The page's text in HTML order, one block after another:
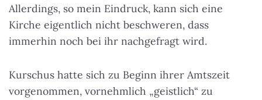
Allerdings, so mein Eindruck, kann sich eine
Kirche eigentlich nicht beschweren, dass
immerhin noch bei ihr nachgefragt wird.
Kurschus hatte sich zu Beginn ihrer Amtszeit
vorgenommen, vornehmlich „geistlich“ zu